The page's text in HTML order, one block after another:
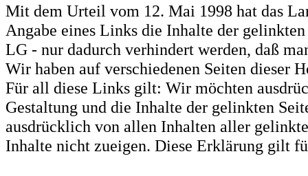
Mit dem Urteil vom 12. Mai 1998 hat das
Angabe eines Links die Inhalte der
LG - nur dadurch verhindert werden, daß
Wir haben auf verschiedenen Seiten dieser
Für all diese Links gilt: Wir möchten
Gestaltung und die Inhalte der gelinkten
ausdrücklich von allen Inhalten aller
Inhalte nicht zueigen. Diese Erklärung gilt